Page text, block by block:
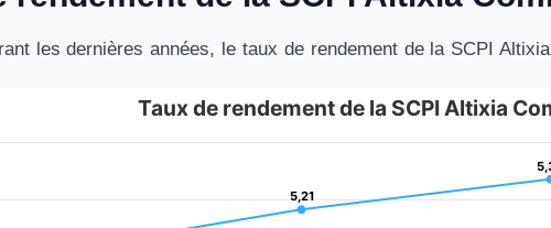
les dernières années, le taux de rendement de la SCPI
de la SCPI Altixia Commerces
displaying categories.
Taux de rendement de la SCPI Altixia
5,21
5,21